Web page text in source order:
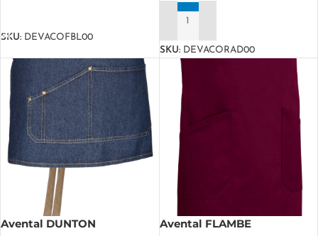
SKU: DEVACOFBL00
SKU: DEVACORAD00
Avental DUNTON Avental FLAMBE